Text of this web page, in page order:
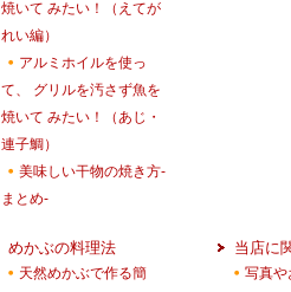
焼いて みたい！（えてが
れい編）
アルミホイルを使っ
て、 グリルを汚さず魚を
焼いて みたい！（あじ・
連子鯛）
美味しい干物の焼き方-
まとめ-
めかぶの料理法
天然めかぶで作る簡
当店に
写真や